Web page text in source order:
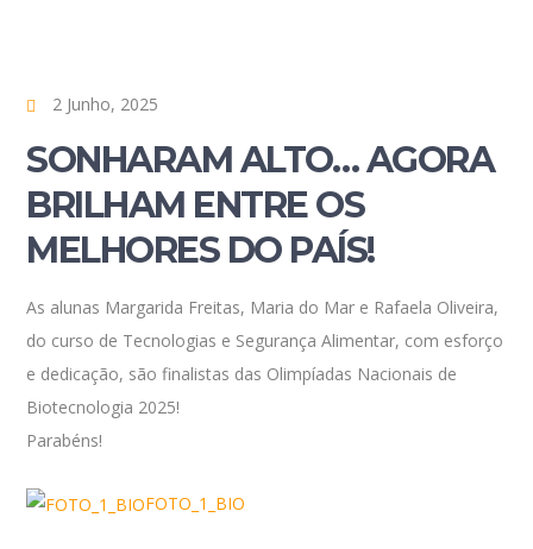
2 Junho, 2025
SONHARAM ALTO… AGORA
BRILHAM ENTRE OS
MELHORES DO PAÍS!
As alunas Margarida Freitas, Maria do Mar e Rafaela Oliveira,
do curso de Tecnologias e Segurança Alimentar, com esforço
e dedicação, são finalistas das Olimpíadas Nacionais de
Biotecnologia 2025!
Parabéns!
FOTO_1_BIO